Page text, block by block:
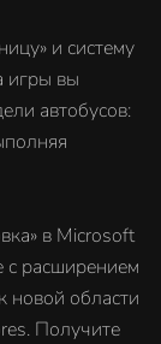
и систему
игры вы
автобусов:
в Microsoft
с расширением
новой области
Получите